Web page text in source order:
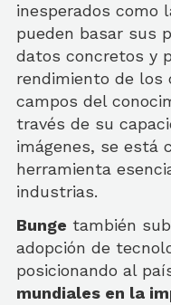
inesperados como
pueden basar sus
datos concretos y
rendimiento de los
campos del
través de su
imágenes, se está
herramienta
industrias.
Bunge también
adopción de
posicionando al
mundiales en la